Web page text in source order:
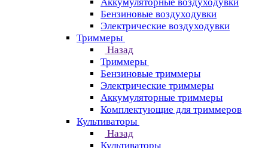
Бензиновые воздуходувки
Электрические воздуходувки
Триммеры
Назад
Триммеры
Бензиновые триммеры
Электрические триммеры
Аккумуляторные триммеры
Комплектующие для триммеров
Культиваторы
Назад
Культиваторы